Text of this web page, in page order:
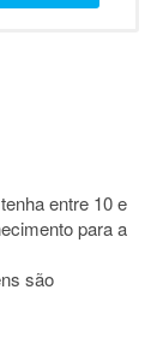
entre 10 e
para a
são